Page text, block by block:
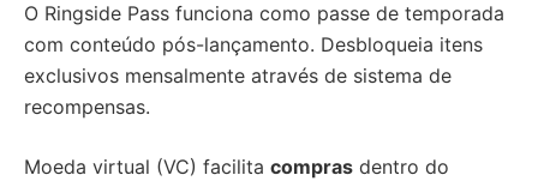
O Ringside Pass funciona como passe de temporada
com conteúdo pós-lançamento. Desbloqueia itens
exclusivos mensalmente através de sistema de
recompensas.
Moeda virtual (VC) facilita compras dentro do